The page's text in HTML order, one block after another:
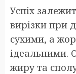
Успіх
вирізки при
сухими, а
ідеальними.
жиру та